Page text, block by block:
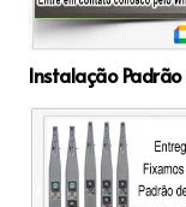
Instalação